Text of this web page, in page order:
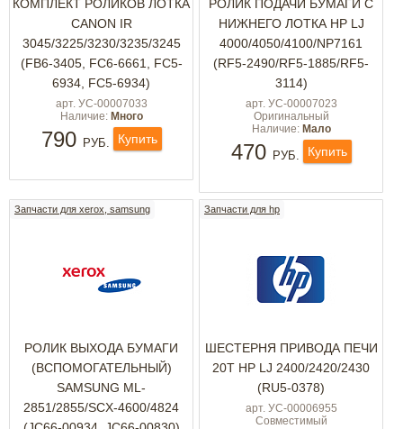
КОМПЛЕКТ РОЛИКОВ ЛОТКА
CANON IR
3045/3225/3230/3235/3245
(FB6-3405, FC6-6661, FC5-
6934, FC5-6934)
арт. УС-00007033
Наличие: Много
790 РУБ. Купить
РОЛИК ПОДАЧИ БУМАГИ С
НИЖНЕГО ЛОТКА HP LJ
4000/4050/4100/NP7161
(RF5-2490/RF5-1885/RF5-
3114)
арт. УС-00007023
Оригинальный
Наличие: Мало
470 РУБ. Купить
Запчасти для xerox, samsung
РОЛИК ВЫХОДА БУМАГИ
(ВСПОМОГАТЕЛЬНЫЙ)
SAMSUNG ML-
2851/2855/SCX-4600/4824
Запчасти для hp
ШЕСТЕРНЯ ПРИВОДА ПЕЧИ
20T HP LJ 2400/2420/2430
(RU5-0378)
арт. УС-00006955
Совместимый